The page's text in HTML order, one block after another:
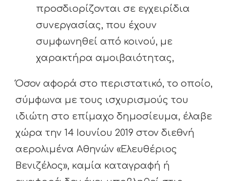
προσδιορίζονται σε εγχειρίδια
συνεργασίας, που έχουν
συμφωνηθεί από κοινού, με
χαρακτήρα αμοιβαιότητας,
Όσον αφορά στο περιστατικό, το οποίο,
σύμφωνα με τους ισχυρισμούς του
ιδιώτη στο επίμαχο δημοσίευμα, έλαβε
χώρα την 14 Ιουνίου 2019 στον διεθνή
αερολιμένα Αθηνών «Ελευθέριος
Βενιζέλος», καμία καταγραφή ή